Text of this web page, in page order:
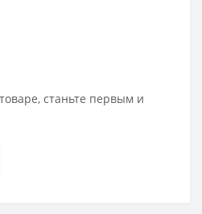
станьте первым и